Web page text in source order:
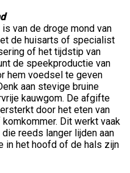
van de droge mond van
de huisarts of specialist
of het tijdstip van
de speekproductie van
hem voedsel te geven
aan stevige bruine
kauwgom. De afgifte
door het eten van
Dit werkt vaak
reeds langer lijden aan
in het hoofd of de hals zijn